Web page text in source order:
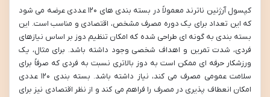
کپسول آرژنین ناترند معمولاً در بسته بندی های ۱۲۰ عددی عرضه می شود
که این تعداد برای یک دوره مصرف مشخص، اقتصادی و مناسب است. این
بسته بندی به گونه ای طراحی شده که امکان تنظیم دوز بر اساس نیازهای
فردی، شدت تمرین و اهداف شخصی وجود داشته باشد. برای مثال، یک
ورزشکار حرفه ای ممکن است به دوز بالاتری نسبت به فردی که صرفاً برای
سلامت عمومی مصرف می کند، نیاز داشته باشد. بسته بندی ۱۲۰ عددی
امکان انعطاف پذیری در مصرف را فراهم می کند و از نظر اقتصادی نیز برای